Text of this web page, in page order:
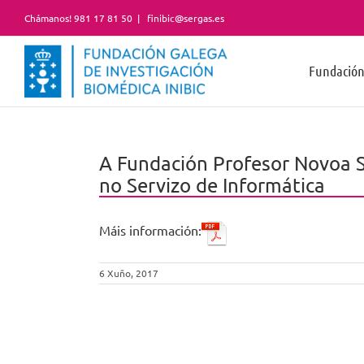
content
Chámanos! 981 17 81 50 | finibic@sergas.es
Fundación
A Fundación Profesor Novoa
no Servizo de Informática
Máis información:
6 Xuño, 2017